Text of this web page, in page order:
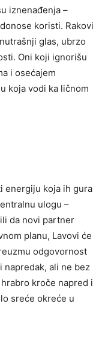
iznenađenja –
koristi. Rakovi
glas, ubrzo
Oni koji ignorišu
i osećajem
koja vodi ka ličnom
energiju koja ih gura
ulogu –
da novi partner
planu, Lavovi će
odgovornost
napredak, ali ne bez
kroče napred i
sreće okreće u